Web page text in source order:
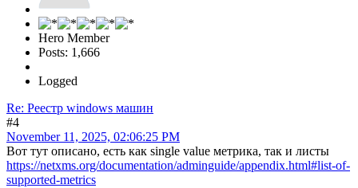
Hero Member
Posts: 1,666
Logged
Re: Реестр windows машин
#4
November 11, 2025, 02:06:25 PM
Вот тут описано, есть как single value метрика, так и листы
https://netxms.org/documentation/adminguide/appendix.html#list-of-
supported-metrics